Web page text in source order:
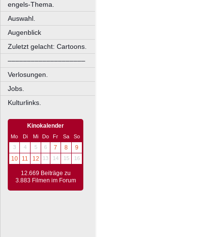
engels-Thema.
Auswahl.
Augenblick
Zuletzt gelacht: Cartoons.
––––––––––––––––––––
Verlosungen.
Jobs.
Kulturlinks.
Kinokalender
Mo Di Mi Do Fr Sa
So
3
4 5 6 7 8
9
10
11 12 13 14 15 16
12.669 Beiträge zu
3.883 Filmen im Forum